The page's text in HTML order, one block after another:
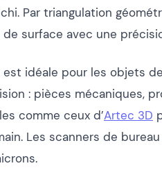
Par triangulation
surface avec une
idéale pour les objets
: pièces mécaniques,
comme ceux d’Artec 3D
Les scanners de